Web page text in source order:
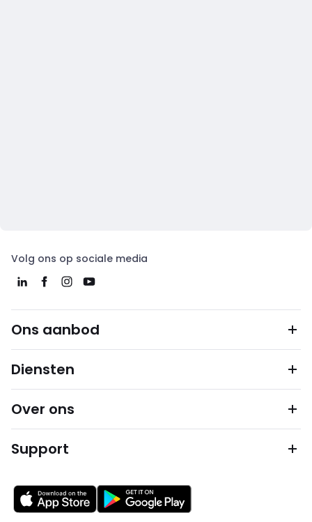
Volg ons op sociale media
Ons aanbod
Diensten
Over ons
Support